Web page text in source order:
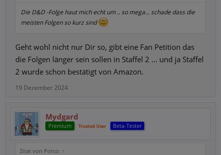
Die D&D -Folge haut mich echt um .. so mega... schade dass die
meisten Folgen so kurz sind
Geht wohl nicht nur Dir so, gibt eine Fan Petition das
die Folgen länger sein sollen in Staffel 2 ... und ja Staffel
2 wurde schon bestätigt von Amazon.
19 Dezember 2024
Mydgard
Premium Trusted User Beta-Tester
Zitat von Porco: ↑